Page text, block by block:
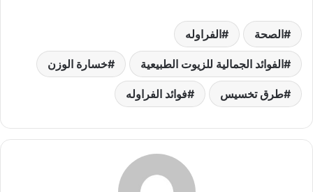
الصحة الفراوله
الفوائد الجمالية للزيوت الطبيعية خسارة الوزن
طرق تخسيس فوائد الفراوله